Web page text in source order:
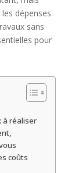
dépenses
sans
pour
à réaliser
coûts